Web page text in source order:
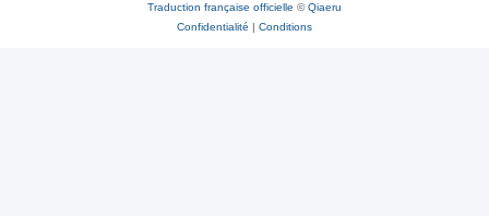
Traduction française officielle ©Qiaeru
Confidentialité | Conditions